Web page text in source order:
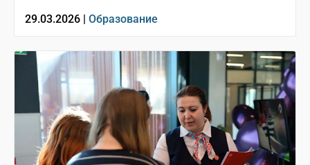
29.03.2026 | Образование